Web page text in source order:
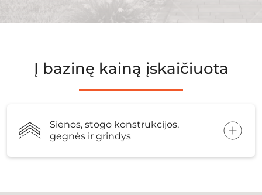
Į bazinę kainą įskaičiuota
Sienos, stogo konstrukcijos,
gegnės ir grindys